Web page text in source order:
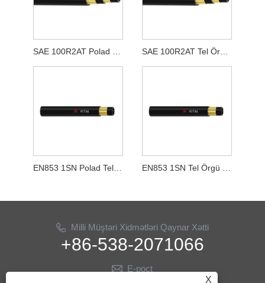
SAE 100R2AT Tel Örgü Hidravlik Rezin Şlanq
EN853 1SN Polad Tel Toxunmuş Rezin Şlanq
Milli Müştəri Xidmətləri Qaynar Xətti
+86-538-2071066
E-poçt
X